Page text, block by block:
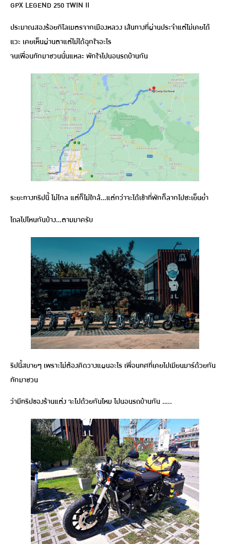
GPX LEGEND 250 TWIN II
ประมาณสองร้อยกิโลเมตรจากเมืองหลวง เส้นทางที่ผ่านประจำแต่ไม่เคยได้
แวะ เคยเห็นผ่านตาแต่ไม่ได้ฉุกใจอะไร
จนเพื่อนทักมาชวนนั่นแหละ พักใจไปนอนรถบ้านกัน
ระยะทางทริปนี้ ไม่ไกล แต่ก็ไม่ใกล้…แต่กว่าจะได้เข้าที่พักก็ลากไปซะเย็นย่ำ
ไถลไปไหนกันบ้าง…ตามมาครับ
ริปนี้สบายๆ เพราะไม่ต้องคิดวางแผนอะไร เพื่อนทศที่เคยไปเมียนมาร์ด้วยกัน
ทักมาชวน
ว่ามีทริปของร้านแต่ง จะไปด้วยกันไหม ไปนอนรถบ้านกัน …..